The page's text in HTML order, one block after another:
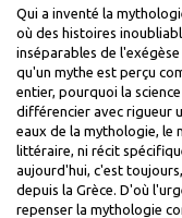
Qui a inventé la
où des histoires
inséparables de
qu'un mythe est perçu
entier, pourquoi la
différencier avec rigueur
eaux de la mythologie, le
littéraire, ni récit
aujourd'hui, c'est
depuis la Grèce. D'où
repenser la mythologie